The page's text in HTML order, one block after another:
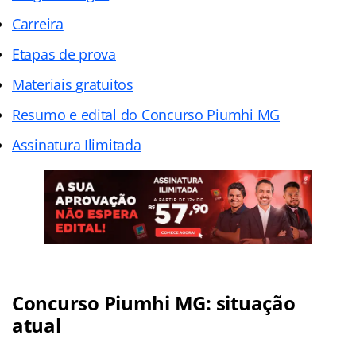
Carreira
Etapas de prova
Materiais gratuitos
Resumo e edital do Concurso Piumhi MG
Assinatura Ilimitada
Concurso Piumhi MG: situação
atual